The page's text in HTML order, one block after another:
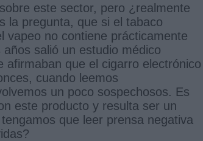
este sector, pero ¿realmente
la pregunta, que si el tabaco
vapeo no contiene prácticamente
salió un estudio médico
afirmaban que el cigarro electrónico
cuando leemos
un poco sospechosos. Es
este producto y resulta ser un
que leer prensa negativa